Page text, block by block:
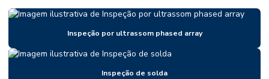
Inspeção por ultrassom phased array
Inspeção de solda